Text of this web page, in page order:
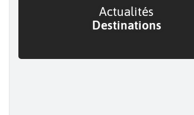
Actualités
Destinations